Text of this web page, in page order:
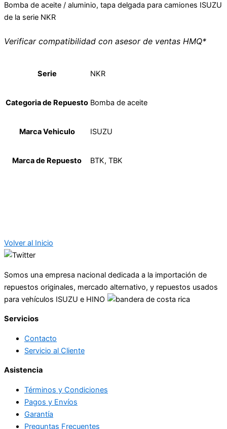
Bomba de aceite / aluminio, tapa delgada para camiones ISUZU
de la serie NKR
Verificar compatibilidad con asesor de ventas HMQ*
Serie NKR
Categoria de Repuesto Bomba de aceite
Marca Vehiculo ISUZU
Marca de Repuesto BTK, TBK
Volver al Inicio
Somos una empresa nacional dedicada a la importación de
repuestos originales, mercado alternativo, y repuestos usados
para vehículos ISUZU e HINO
Servicios
Contacto
Servicio al Cliente
Asistencia
Términos y Condiciones
Pagos y Envíos
Garantía
Preguntas Frecuentes